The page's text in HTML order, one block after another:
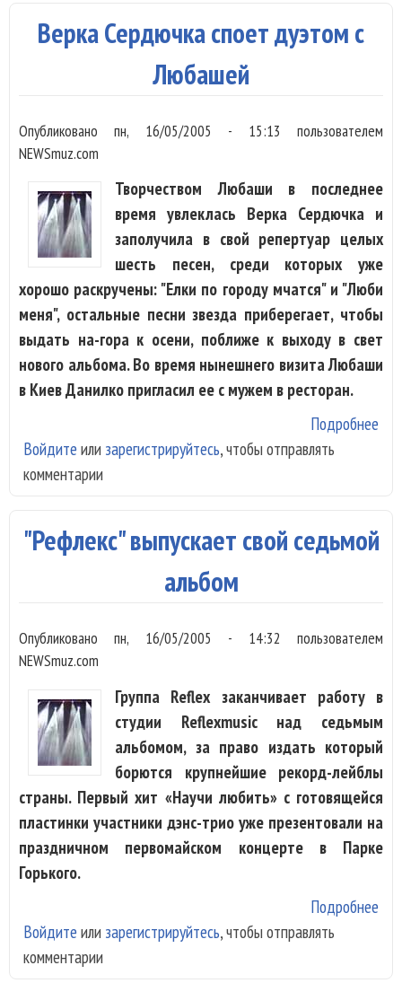
Верка Сердючка споет дуэтом с
Любашей
Опубликованопн, 16/05/2005 - 15:13 пользователем
NEWSmuz.com
Творчеством Любаши в последнее
время увлеклась Верка Сердючка и
заполучила в свой репертуар целых
шесть песен, среди которых уже
хорошо раскручены: "Елки по городу мчатся" и "Люби
меня", остальные песни звезда приберегает, чтобы
выдать на-гора к осени, поближе к выходу в свет
нового альбома. Во время нынешнего визита Любаши
в Киев Данилко пригласил ее с мужем в ресторан.
Подробнее
Войдите или зарегистрируйтесь, чтобы отправлять
комментарии
"Рефлекс" выпускает свой седьмой
альбом
Опубликованопн, 16/05/2005 - 14:32 пользователем
NEWSmuz.com
Группа Reflex заканчивает работу в
студии Reflexmusic над седьмым
альбомом, за право издать который
борются крупнейшие рекорд-лейблы
страны. Первый хит «Научи любить» с готовящейся
пластинки участники дэнс-трио уже презентовали на
праздничном первомайском концерте в Парке
Горького.
Подробнее
Войдите или зарегистрируйтесь, чтобы отправлять
комментарии